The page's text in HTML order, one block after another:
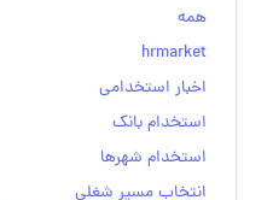
همه
hrmarket
اخبار استخدامی
استخدام بانک
استخدام شهرها
انتخاب مسیر شغلی